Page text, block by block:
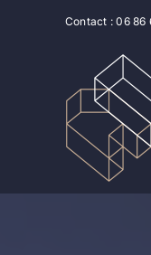
Contact :06 86